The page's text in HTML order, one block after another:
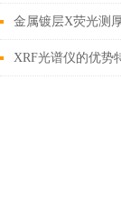
期保养的规范与流
金属镀层X荧光测
XRF光谱仪的优势